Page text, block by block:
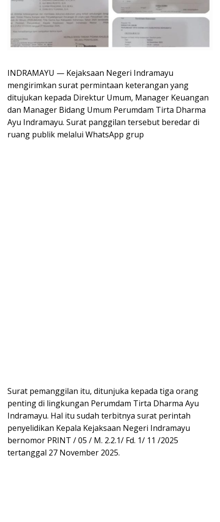
INDRAMAYU — Kejaksaan Negeri Indramayu
mengirimkan surat permintaan keterangan yang
ditujukan kepada Direktur Umum, Manager Keuangan
dan Manager Bidang Umum Perumdam Tirta Dharma
Ayu Indramayu. Surat panggilan tersebut beredar di
ruang publik melalui WhatsApp grup
Surat pemanggilan itu, ditunjuka kepada tiga orang
penting di lingkungan Perumdam Tirta Dharma Ayu
Indramayu. Hal itu sudah terbitnya surat perintah
penyelidikan Kepala Kejaksaan Negeri Indramayu
bernomor PRINT / 05 / M. 2.2.1/ Fd. 1/ 11 /2025
tertanggal 27 November 2025.